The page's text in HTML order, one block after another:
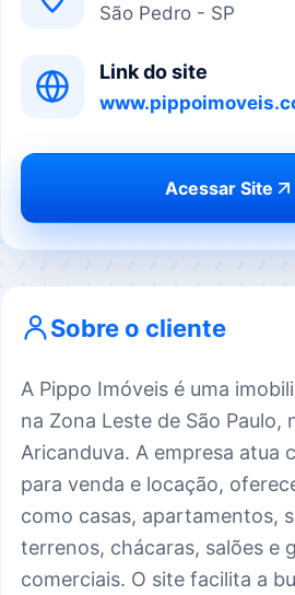
São Pedro - SP
Link do site
Acessar Site
Sobre o cliente
A Pippo Imóveis é uma
na Zona Leste de São Paulo,
Aricanduva. A empresa atua
para venda e locação,
como casas, apartamentos,
terrenos, chácaras, salões e
comerciais. O site facilita a